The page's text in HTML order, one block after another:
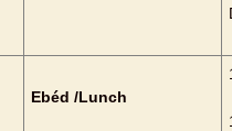
Ebéd /Lunch